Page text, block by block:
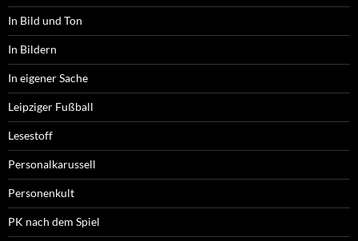
In Bild und Ton
In Bildern
In eigener Sache
Leipziger Fußball
Lesestoff
Personalkarussell
Personenkult
PK nach dem Spiel